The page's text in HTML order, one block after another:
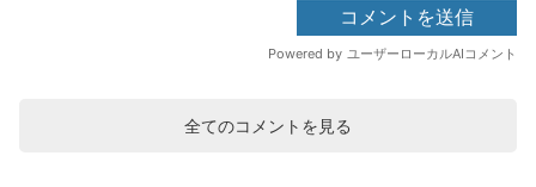
全てのコメントを見る